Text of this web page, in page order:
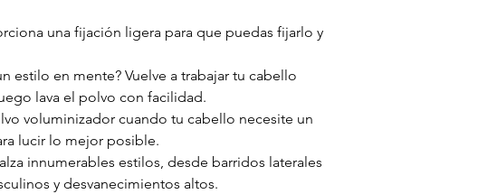
una fijación ligera para que puedas fijarlo y
estilo en mente? Vuelve a trabajar tu cabello
lava el polvo con facilidad.
voluminizador cuando tu cabello necesite un
lucir lo mejor posible.
innumerables estilos, desde barridos laterales
y desvanecimientos altos.